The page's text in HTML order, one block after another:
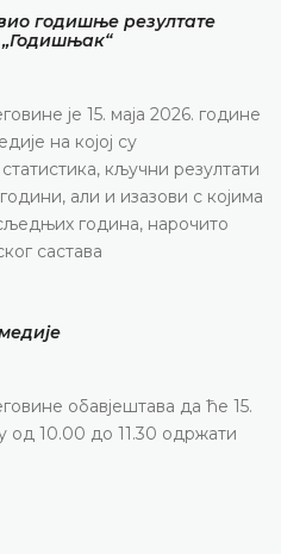
годишње резултате
је 15. маја 2026. године
на којој су
кључни резултати
али и изазови с којима
година, нарочито
састава
обавјештава да ће 15.
од 10.00 до 11.30 одржати